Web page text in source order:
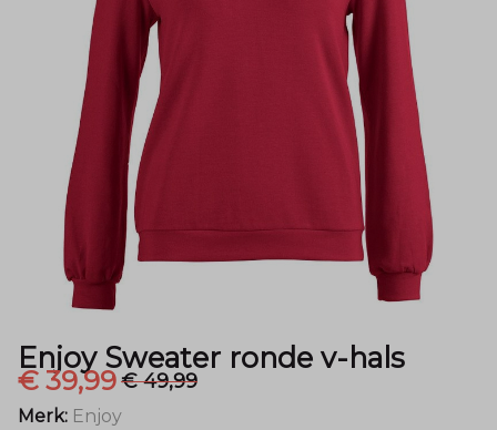
hals
Menger
Mode
Enjoy Sweater ronde v-hals
€ 39,99€ 49,99
Merk: Enjoy